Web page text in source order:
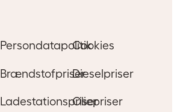
PersondatapolitikCookies
BrændstofpriserDieselpriser
LadestationspriserOliepriser